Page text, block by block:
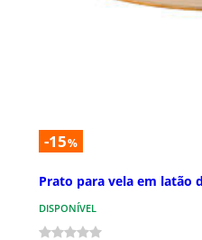
-15%
Prato para vela em latão
DISPONÍVEL